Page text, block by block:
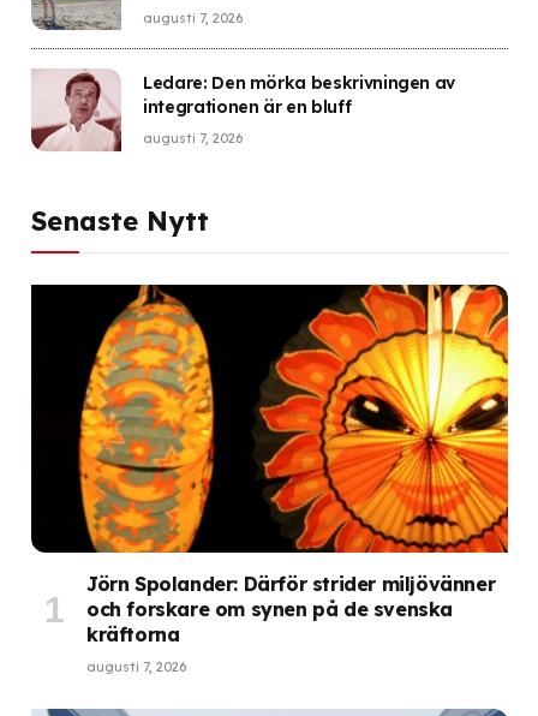
augusti 7, 2026
Ledare: Den mörka beskrivningen av
integrationen är en bluff
augusti 7, 2026
Senaste Nytt
Jörn Spolander: Därför strider miljövänner
och forskare om synen på de svenska
kräftorna
augusti 7, 2026